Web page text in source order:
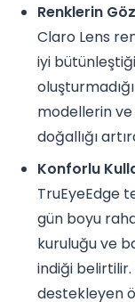
Renklerin
Claro Lens
iyi
modellerin ve
doğallığı
Konforlu
TruEyeEdge
gün boyu
kuruluğu ve
indiği
destekleyen